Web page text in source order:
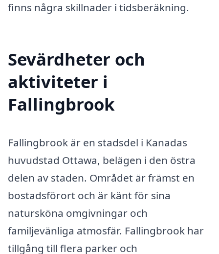
finns några skillnader i tidsberäkning.
Sevärdheter och
aktiviteter i
Fallingbrook
Fallingbrook är en stadsdel i Kanadas
huvudstad Ottawa, belägen i den östra
delen av staden. Området är främst en
bostadsförort och är känt för sina
natursköna omgivningar och
familjevänliga atmosfär. Fallingbrook har
tillgång till flera parker och